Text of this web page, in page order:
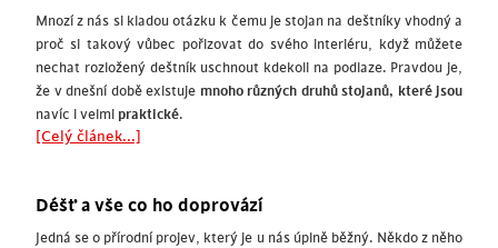
Mnozí z nás si kladou otázku k čemu je stojan na deštníky vhodný a
proč si takový vůbec pořizovat do svého interiéru, když můžete
nechat rozložený deštník uschnout kdekoli na podlaze. Pravdou je,
že v dnešní době existuje mnoho různých druhů stojanů, které jsou
navíc i velmi praktické.
[Celý článek...]
Déšť a vše co ho doprovází
Jedná se o přírodní projev, který je u nás úplně běžný. Někdo z něho